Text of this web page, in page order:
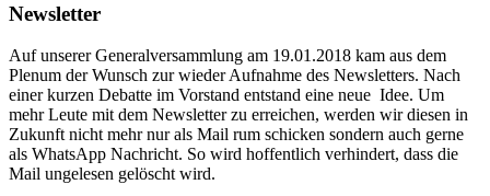
Newsletter
Auf unserer Generalversammlung am 19.01.2018 kam aus dem
Plenum der Wunsch zur wieder Aufnahme des Newsletters. Nach
einer kurzen Debatte im Vorstand entstand eine neue Idee. Um
mehr Leute mit dem Newsletter zu erreichen, werden wir diesen in
Zukunft nicht mehr nur als Mail rum schicken sondern auch gerne
als WhatsApp Nachricht. So wird hoffentlich verhindert, dass die
Mail ungelesen gelöscht wird.